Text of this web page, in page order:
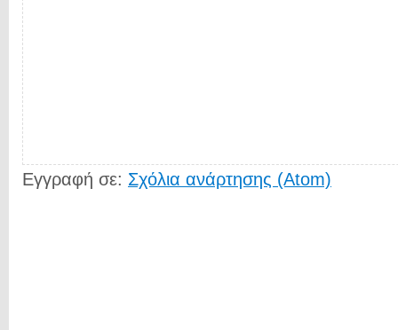
Εγγραφή σε: Σχόλια ανάρτησης (Atom)